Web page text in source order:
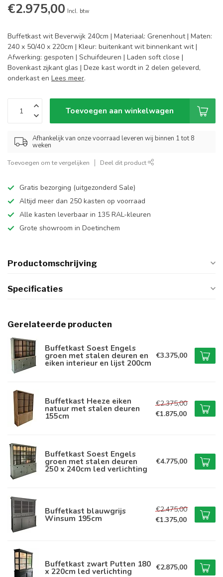
€2.975,00 Incl. btw
Buffetkast wit Beverwijk 240cm | Materiaal: Grenenhout | Maten:
240 x 50/40 x 220cm | Kleur: buitenkant wit binnenkant wit |
Afwerking: gespoten | Schuifdeuren | Laden soft close |
Bovenkast zijkant glas | Deze kast wordt in 2 delen geleverd,
onderkast en Lees meer.
Toevoegen aan winkelwagen
Afhankelijk van onze voorraad leveren wij binnen 1 tot 8
weken
Toevoegen om te vergelijken Deel dit product
Gratis bezorging (uitgezonderd Sale)
Altijd meer dan 250 kasten op voorraad
Alle kasten leverbaar in 135 RAL-kleuren
Grote showroom in Doetinchem
Productomschrijving
Specificaties
Gerelateerde producten
Buffetkast Soest Engels
groen met stalen deuren en
eiken interieur en lijst 200cm
€3.375,00
Buffetkast Heeze eiken
natuur met stalen deuren
155cm
€2.375,00
€1.875,00
Buffetkast Soest Engels
groen met stalen deuren
250 x 240cm led verlichting
€4.775,00
Buffetkast blauwgrijs
Winsum 195cm
€2.475,00
€1.375,00
Buffetkast zwart Putten 180
x 220cm led verlichting €2.875,00